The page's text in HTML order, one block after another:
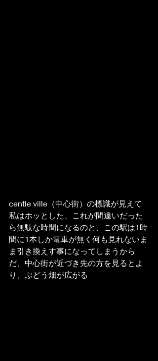
centle ville（中心街）の標識が見えて
私はホッとした、これが間違いだった
ら無駄な時間になるのと、この駅は1時
間に1本しか電車が無く何も見れないま
ま引き換えす事になってしまうから
だ、中心街が近づき先の方を見るとよ
り、ぶどう畑が広がる